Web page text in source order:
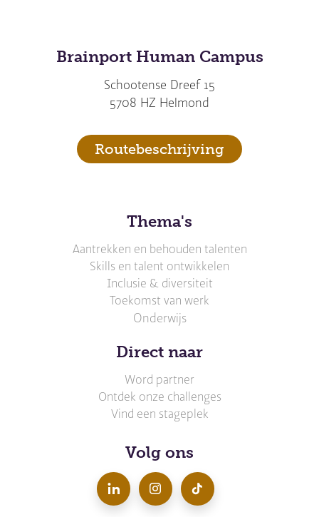
Brainport Human Campus
Schootense Dreef 15
5708 HZ Helmond
Routebeschrijving
Thema's
Aantrekken en behouden talenten
Skills en talent ontwikkelen
Inclusie & diversiteit
Toekomst van werk
Onderwijs
Direct naar
Word partner
Ontdek onze challenges
Vind een stageplek
Volg ons